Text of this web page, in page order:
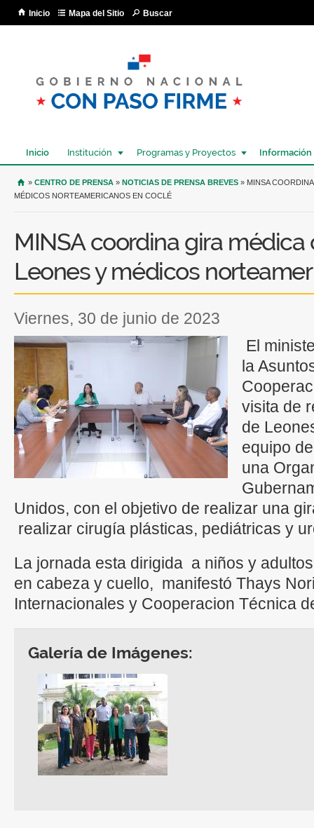
Inicio Mapa del Sitio Buscar
Inicio Institución Programas y Proyectos Información
USTED SE ENCUENTRA AQUÍ
» CENTRO DE PRENSA » NOTICIAS DE PRENSA BREVES » MINSA
MÉDICOS NORTEAMERICANOS EN COCLÉ
MINSA coordina gira
Leones y médicos
viernes, 30 de junio de 2023
El
la
visita de
de
equipo
una
Unidos, con el objetivo de realizar una
realizar cirugía plásticas, pediátricas y
La jornada esta dirigida a niños y
en cabeza y cuello, manifestó Thays
Internacionales y Cooperacion Técnica
Galería de Imágenes: